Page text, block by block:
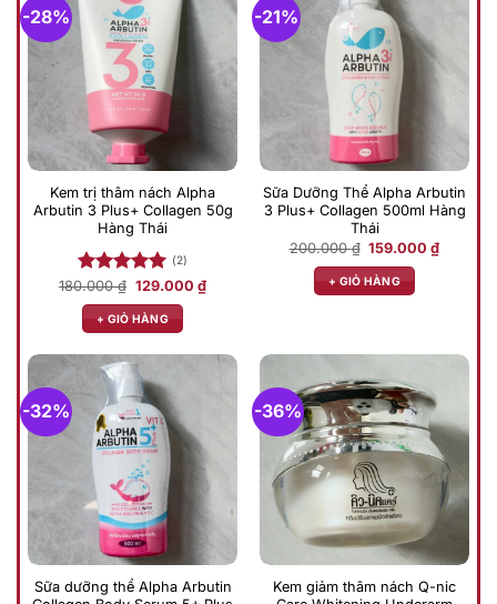
-28%
Kem trị thâm nách Alpha
Arbutin 3 Plus+ Collagen 50g
Hàng Thái
Được xếp
hạng5.00
5 sao
(2)
180.000₫ Giá
là:
180.000 ₫.
129.000 ₫Giá
hiện
+ GIỎ HÀNG
-21%
Sữa Dưỡng Thể Alpha Arbutin
3 Plus+ Collagen 500ml Hàng
Thái
200.000₫ Giá
là:
200.000 ₫.
159.000₫Giá
+ GIỎ HÀNG
-32%
Sữa dưỡng thể Alpha Arbutin
-36%
Kem giảm thâm nách Q-nic